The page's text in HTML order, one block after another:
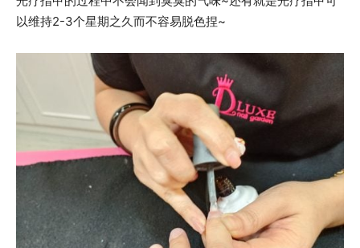
以维持2-3个星期之久而不容易脱色捏~